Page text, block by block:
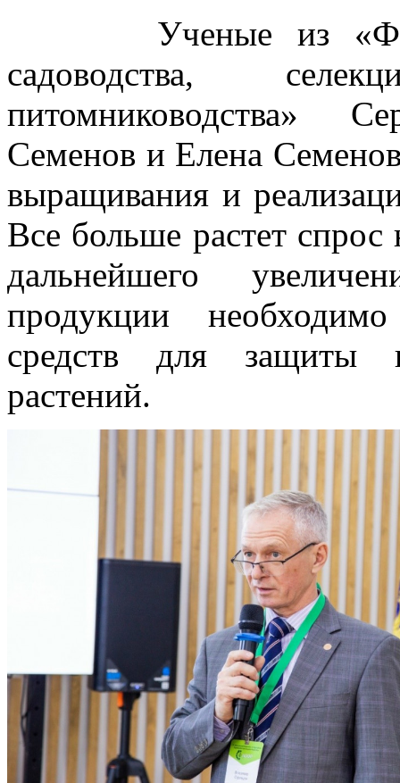
Ученые из
садоводства,
питомниководства»
Семенов и Елена
выращивания и
Все больше растет
дальнейшего
продукции
средств для защиты
растений.